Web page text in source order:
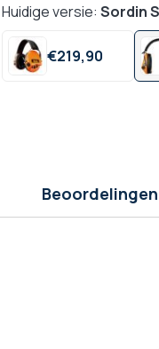
Huidige versie: Sordin
€219,90
Beoordelingen